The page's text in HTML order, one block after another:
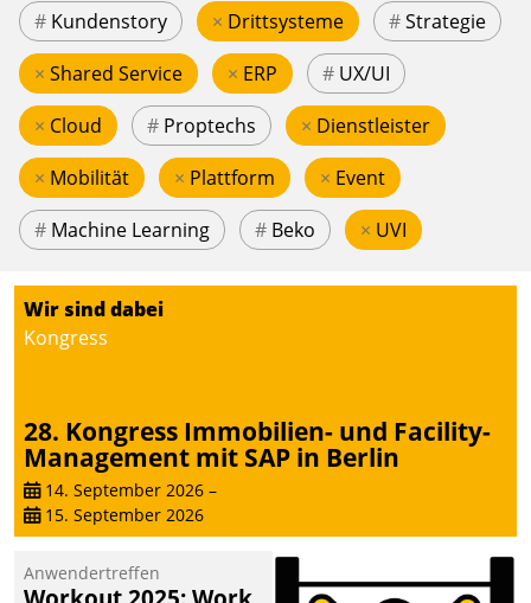
# Kundenstory × Drittsysteme #Strategie
× Shared Service × ERP # UX/UI
× Cloud # Proptechs × Dienstleister
× Mobilität × Plattform × Event
# Machine Learning # Beko × UVI
Wir sind dabei
Kongress
28. Kongress Immobilien- und Facility-
Management mit SAP in Berlin
14. September 2026 –
15. September 2026
Anwendertreffen